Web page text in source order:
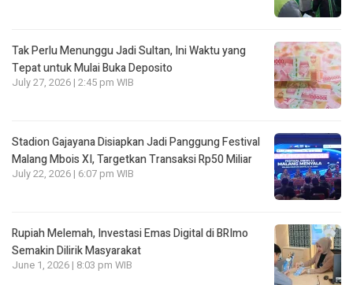
Tak Perlu Menunggu Jadi Sultan, Ini Waktu yang
Tepat untuk Mulai Buka Deposito
July 27, 2026 | 2:45 pm WIB
Stadion Gajayana Disiapkan Jadi Panggung Festival
Malang Mbois XI, Targetkan Transaksi Rp50 Miliar
July 22, 2026 | 6:07 pm WIB
Rupiah Melemah, Investasi Emas Digital di BRImo
Semakin Dilirik Masyarakat
June 1, 2026 | 8:03 pm WIB